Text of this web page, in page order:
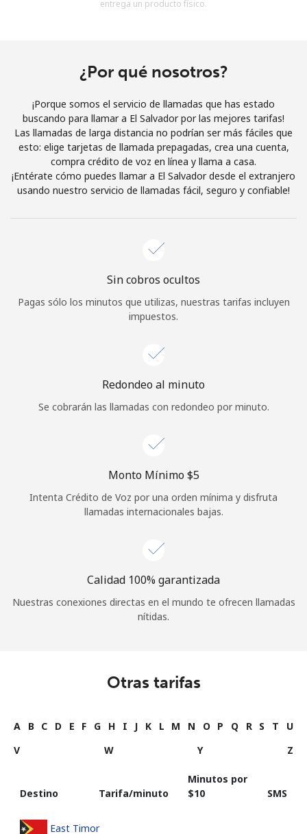
Al abrir una cuenta en este sitio web, estoy de acuerdo con
Únete
¡Hola!
Inicia sesión oREGÍSTRATE →
¿Olvidaste tu contraseña? →
Iniciar Sesión
entrega un producto físico.
¿Por qué nosotros?
¡Porque somos el servicio de llamadas que has estado
buscando para llamar a El Salvador por las mejores tarifas!
Las llamadas de larga distancia no podrían ser más fáciles que
esto: elige tarjetas de llamada prepagadas, crea una cuenta,
compra crédito de voz en línea y llama a casa.
¡Entérate cómo puedes llamar a El Salvador desde el extranjero
usando nuestro servicio de llamadas fácil, seguro y confiable!
Sin cobros ocultos
Pagas sólo los minutos que utilizas, nuestras tarifas incluyen
impuestos.
Redondeo al minuto
Se cobrarán las llamadas con redondeo por minuto.
Monto Mínimo ⁦$5⁩
Intenta Crédito de Voz por una orden mínima y disfruta
llamadas internacionales bajas.
Calidad 100% garantizada
Nuestras conexiones directas en el mundo te ofrecen llamadas
nítidas.
Otras tarifas
A B C D E F G H I J K L M N O P Q R S T
U
V
W Y Z
Destino Tarifa/minuto
Minutos por
⁦$10⁩
SMS
East Timor